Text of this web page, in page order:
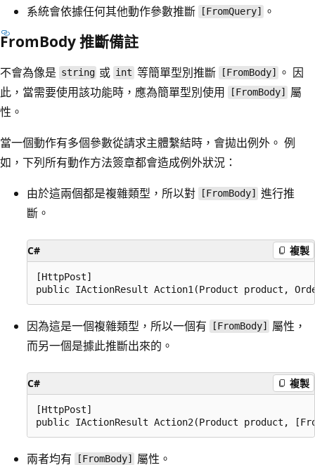
系統會依據任何其他動作參數推斷
[FromQuery] 。
FromBody 推斷備註
不會為像是 string 或 int 等簡單型別推斷 [FromBody]
。 因
此，當需要使用該功能時，應為簡單型別使用
[FromBody]
屬
性。
當一個動作有多個參數從請求主體繫結時，會拋出例外。 例
如，下列所有動作方法簽章都會造成例外狀況：
由於這兩個都是複雜類型，所以對
[FromBody]
進行推
斷。
C# 複製
[HttpPost]
因為這是一個複雜類型，所以一個有 [FromBody]
屬性，
而另一個是據此推斷出來的。
C# 複製
[HttpPost]
兩者均有 [FromBody] 屬性。